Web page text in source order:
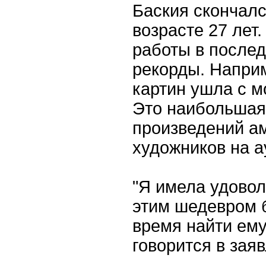
Баския
возрасте 27
работы в
рекорды.
картин ушла с
Это
произведений
художников на
"Я имела
этим шедевром
время найти
говорится в